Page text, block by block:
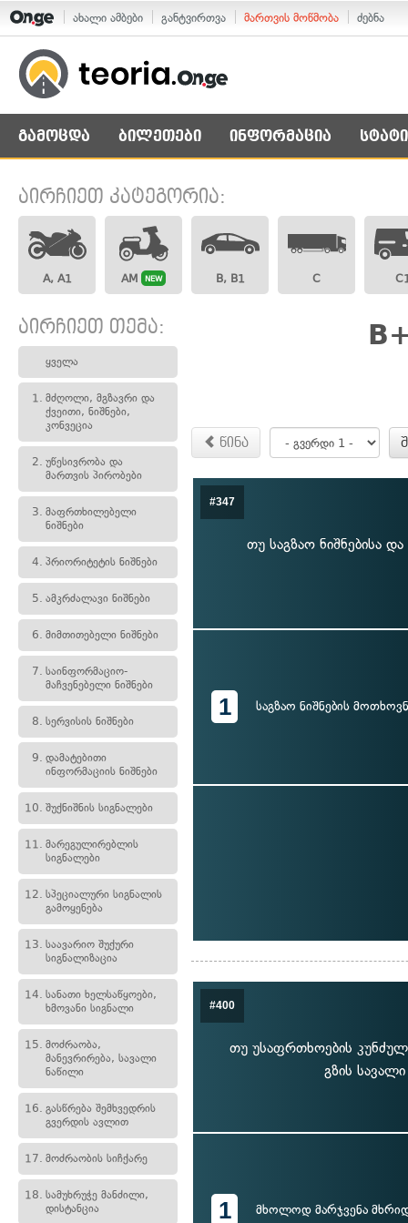
ახალი ამბები განტვირთვა მართვის მოწმობა ძებნა
გამოცდა ბილეთები ინფორმაცია
აირჩიეთ კატეგორია:
A, A1 AM NEW B, B1 C
აირჩიეთ თემა:
ყველა
1. მძღოლი, მგზავრი და
ქვეითი, ნიშნები,
კონვეცია
2. უწესივრობა და
მართვის პირობები
3. მაფრთხილებელი
ნიშნები
4. პრიორიტეტის ნიშნები
5. ამკრძალავი ნიშნები
6. მიმთითებელი ნიშნები
7. საინფორმაციო-
მაჩვენებელი ნიშნები
8. სერვისის ნიშნები
9. დამატებითი
ინფორმაციის ნიშნები
10. შუქნიშნის სიგნალები
11. მარეგულირებლის
სიგნალები
12. სპეციალური სიგნალის
გამოყენება
13. საავარიო შუქური
სიგნალიზაცია
14. სანათი ხელსაწყოები,
ხმოვანი სიგნალი
15. მოძრაობა,
მანევრირება, სავალი
ნაწილი
16. გასწრება შემხვედრის
გვერდის ავლით
17. მოძრაობის სიჩქარე
18. სამუხრუჭე მანძილი,
დისტანცია
წინა
#347
თუ საგზაო ნიშნებისა
1 საგზაო ნიშნების
#400
თუ უსაფრთხოების
გზის
1 მხოლოდ მარჯვენა